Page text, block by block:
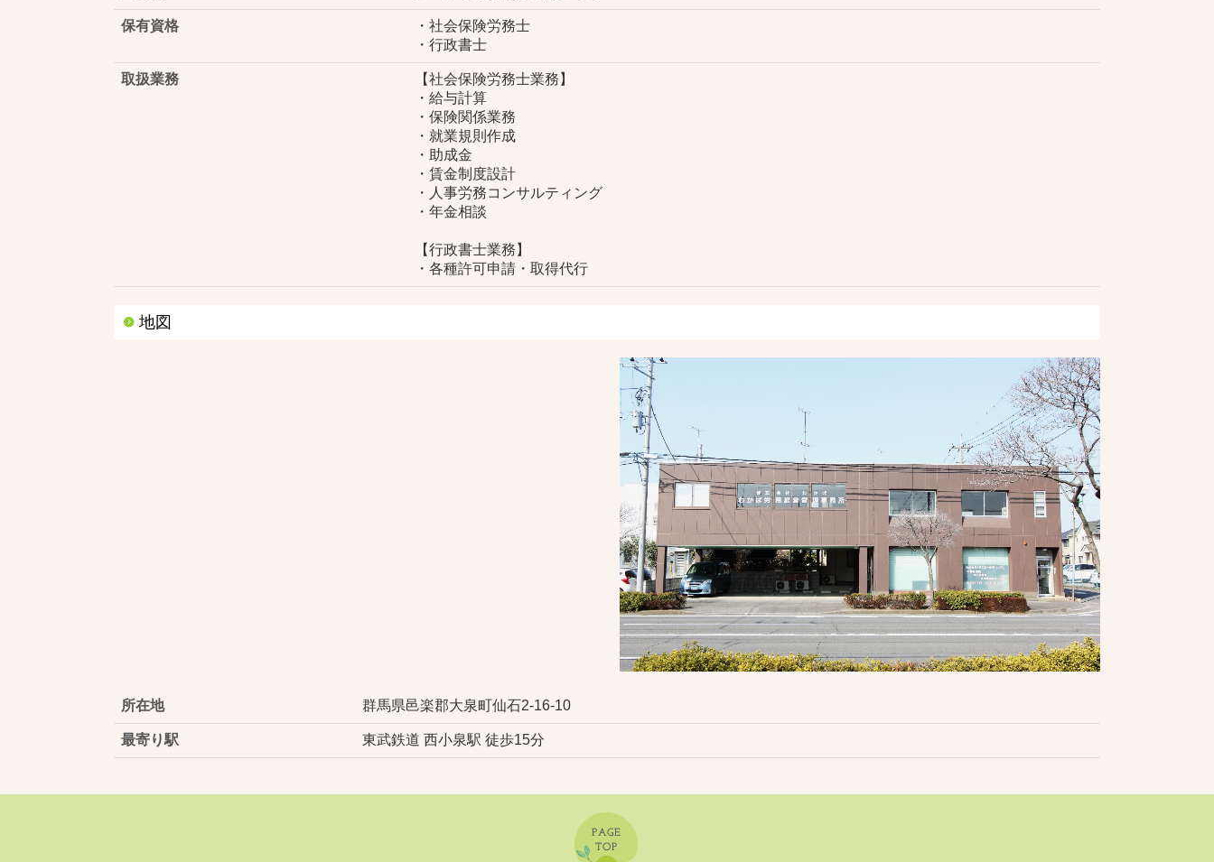
保有資格
・社会保険労務士
・行政書士
取扱業務
【社会保険労務士業務】
・給与計算
・保険関係業務
・就業規則作成
・助成金
・賃金制度設計
・人事労務コンサルティング
・年金相談
【行政書士業務】
・各種許可申請・取得代行
地図
所在地 群馬県邑楽郡大泉町仙石2-16-10
最寄り駅 東武鉄道 西小泉駅 徒歩15分